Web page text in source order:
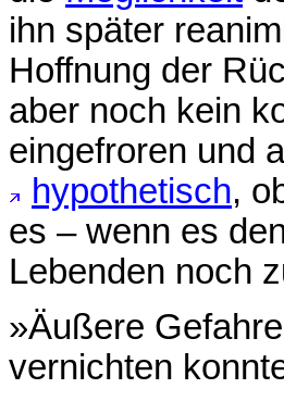
ihn später
Hoffnung der
aber noch kein
eingefroren und
hypothetisch,
es – wenn es
Lebenden noch
»Äußere
vernichten